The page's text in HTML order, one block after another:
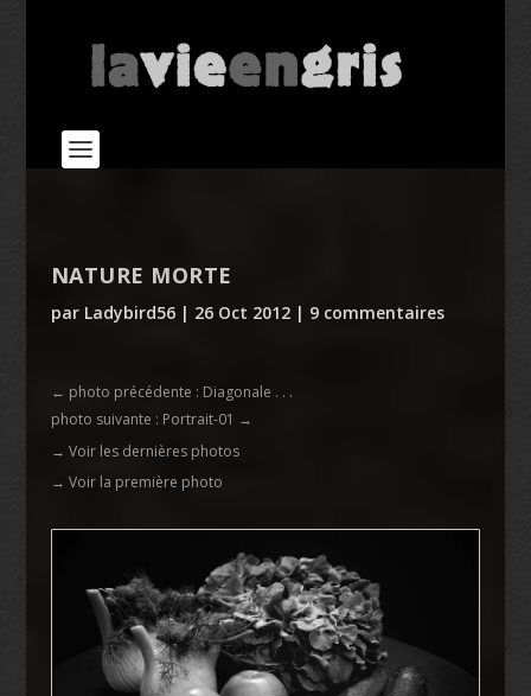
NATURE MORTE
par Ladybird56| 26 Oct 2012| 9 commentaires
← photo précédente : Diagonale . . .
photo suivante : Portrait-01 →
→ Voir les dernières photos
→ Voir la première photo